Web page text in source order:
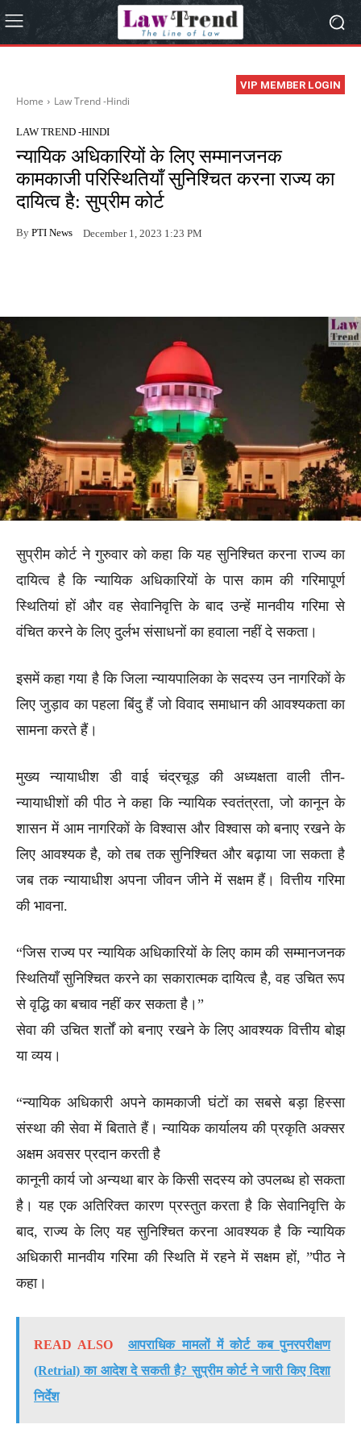
VIP MEMBER LOGIN
Home Law Trend -Hindi
LAW TREND -HINDI
न्यायिक अधिकारियों के लिए सम्मानजनक
कामकाजी परिस्थितियाँ सुनिश्चित करना राज्य का
दायित्व है: सुप्रीम कोर्ट
By PTI News December 1, 2023 1:23 PM
सुप्रीम कोर्ट ने गुरुवार को कहा कि यह सुनिश्चित करना राज्य का
दायित्व है कि न्यायिक अधिकारियों के पास काम की गरिमापूर्ण
स्थितियां हों और वह सेवानिवृत्ति के बाद उन्हें मानवीय गरिमा से
वंचित करने के लिए दुर्लभ संसाधनों का हवाला नहीं दे सकता।
इसमें कहा गया है कि जिला न्यायपालिका के सदस्य उन नागरिकों के
लिए जुड़ाव का पहला बिंदु हैं जो विवाद समाधान की आवश्यकता का
सामना करते हैं।
मुख्य न्यायाधीश डी वाई चंद्रचूड़ की अध्यक्षता वाली तीन-
न्यायाधीशों की पीठ ने कहा कि न्यायिक स्वतंत्रता, जो कानून के
शासन में आम नागरिकों के विश्वास और विश्वास को बनाए रखने के
लिए आवश्यक है, को तब तक सुनिश्चित और बढ़ाया जा सकता है
जब तक न्यायाधीश अपना जीवन जीने में सक्षम हैं। वित्तीय गरिमा
की भावना.
“जिस राज्य पर न्यायिक अधिकारियों के लिए काम की सम्मानजनक
स्थितियाँ सुनिश्चित करने का सकारात्मक दायित्व है, वह उचित रूप
से वृद्धि का बचाव नहीं कर सकता है।”
सेवा की उचित शर्तों को बनाए रखने के लिए आवश्यक वित्तीय बोझ
या व्यय।
“न्यायिक अधिकारी अपने कामकाजी घंटों का सबसे बड़ा हिस्सा
संस्था की सेवा में बिताते हैं। न्यायिक कार्यालय की प्रकृति अक्सर
अक्षम अवसर प्रदान करती है
कानूनी कार्य जो अन्यथा बार के किसी सदस्य को उपलब्ध हो सकता
है। यह एक अतिरिक्त कारण प्रस्तुत करता है कि सेवानिवृत्ति के
बाद, राज्य के लिए यह सुनिश्चित करना आवश्यक है कि न्यायिक
अधिकारी मानवीय गरिमा की स्थिति में रहने में सक्षम हों, ”पीठ ने
कहा।
READ ALSO
आपराधिक मामलों में कोर्ट कब पुनरपरीक्षण
(Retrial) का आदेश दे सकती है? सुप्रीम कोर्ट ने जारी किए दिशा
निर्देश